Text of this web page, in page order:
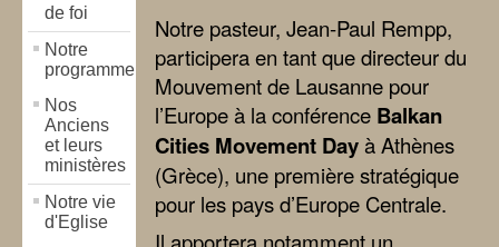
de foi
Notre
programme
Nos
Anciens
et leurs
ministères
Notre vie
d'Eglise
Notre pasteur, Jean-Paul Rempp,
participera en tant que directeur du
Mouvement de Lausanne pour
l’Europe à la conférence Balkan
Cities Movement Dayà Athènes
(Grèce), une première stratégique
pour les pays d’Europe Centrale.